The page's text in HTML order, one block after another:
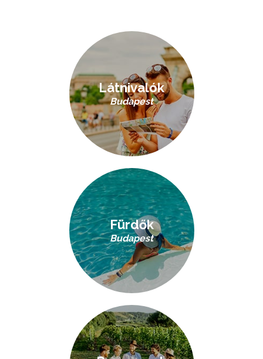
Látnivalók
Budapest
Fürdők
Budapest